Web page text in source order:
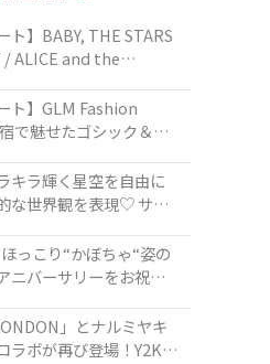
ト】BABY, THE STARS
ALICE and the
ト】GLM Fashion
で魅せたゴシック＆ロ
キラ輝く星空を自由に
な世界観を表現♡ サマ
リーイヤー』を記念し
登場
っこり“かぼちゃ“姿の
ニバーサリーをお祝い
pot CAFE.では「かぼち
レート」も登場
」とナルミヤキ
ラボが再び登場！Y2Kム